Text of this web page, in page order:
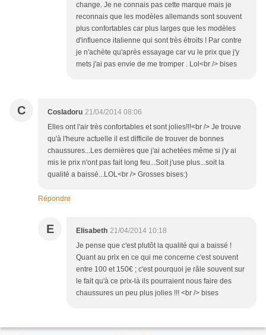
change. Je ne connais pas cette marque mais je
reconnais que les modèles allemands sont souvent
plus confortables car plus larges que les modèles
d'influence italienne qui sont très étroits ! Par contre
je n'achète qu'après essayage car vu le prix que j'y
mets j'ai pas envie de me tromper . Lol<br /> bises
C CosIadoru 21/04/2014 08:06
Elles ont l'air très confortables et sont jolies!!!<br /> Je trouve
qu'à l'heure actuelle il est difficile de trouver de bonnes
chaussures...Les dernières que j'ai achetées même si j'y ai
mis le prix n'ont pas fait long feu...Soit j'use plus...soit la
qualité a baissé...LOL<br /> Grosses bises:)
Répondre
E Elisabeth 21/04/2014 10:18
Je pense que c'est plutôt la qualité qui a baissé !
Quant au prix en ce qui me concerne c'est souvent
entre 100 et 150€ ; c'est pourquoi je râle souvent sur
le fait qu'à ce prix-là ils pourraient nous faire des
chaussures un peu plus jolies !!! <br /> bises